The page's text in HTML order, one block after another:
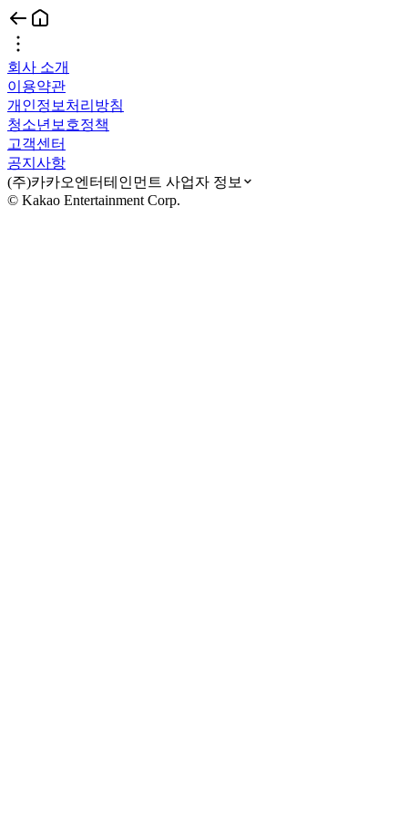
회사 소개
이용약관
개인정보처리방침
청소년보호정책
고객센터
공지사항
(주)카카오엔터테인먼트 사업자 정보
© Kakao Entertainment Corp.